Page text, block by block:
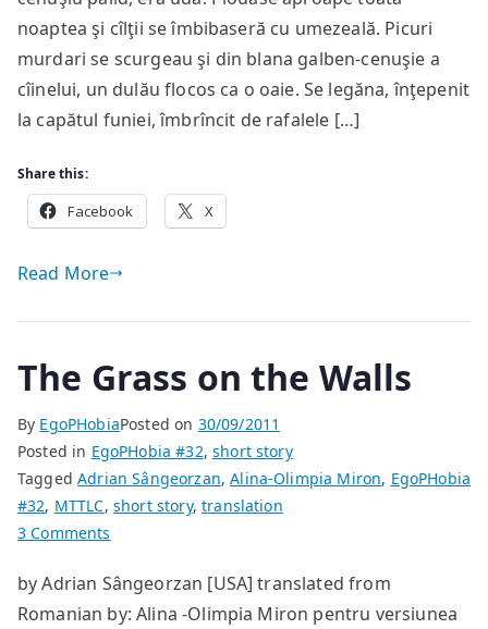
noaptea şi cîlţii se îmbibaseră cu umezeală. Picuri
murdari se scurgeau şi din blana galben-cenuşie a
cîinelui, un dulău flocos ca o oaie. Se legăna, înţepenit
la capătul funiei, îmbrîncit de rafalele […]
Share this:
Facebook X
Read More
The Grass on the Walls
By EgoPHobiaPosted on 30/09/2011
Posted in EgoPHobia #32,short story
TaggedAdrian Sângeorzan,Alina-Olimpia Miron, EgoPHobia
#32, MTTLC, short story,translation
3 Comments
Grass
on
by Adrian Sângeorzan [USA] translated from
Romanian by: Alina -Olimpia Miron pentru versiunea